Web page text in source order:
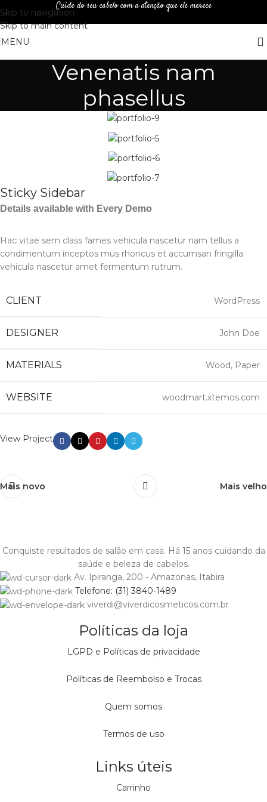
Skip to navigation
Skip to main content
Cuide do seu cabelo com a atenção que ele merece
MENU
Venenatis nam
phasellus
Sticky Sidebar
Details available with Every Demo
Hac vitae sem class fames vehicula nascetur nam tellus a
condimentum inceptos mus rhoncus et accumsan fringilla
vehicula nascetur amet fermentum rutrum.
CLIENT WordPress
DESIGNER John Doe
MATERIALS Wood, Paper
WEBSITE woodmart.xtemos.com
View Project
Mais novo Mais velho
Conquiste resultados de salão em casa. Há 15 anos cuidando da
saúde e beleza de cabelos.
Av. Ipiranga, 200 - Amazonas, Itabira
Telefone: (31) 3840-1489
viverdi@viverdicosmeticos.com.br
Políticas da loja
LGPD e Políticas de privacidade
Políticas de Reembolso e Trocas
Quem somos
Termos de uso
Links úteis
Carrinho